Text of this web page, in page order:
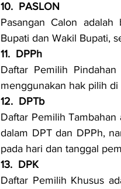
10.  PASLON
Pasangan Calon
Bupati dan Wakil Bupati,
11.  DPPh
Daftar Pemilih
menggunakan hak pilih di
12.  DPTb
Daftar Pemilih
dalam DPT dan DPPh,
pada hari dan tanggal
13.  DPK
Daftar Pemilih Khusus